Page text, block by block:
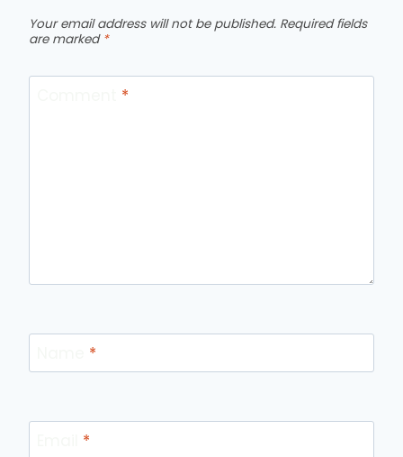
Your email address will not be published. Required fields
are marked *
*
*
*